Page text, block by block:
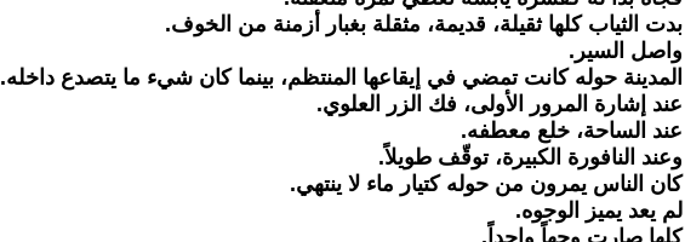
بدت الثياب كلها ثقيلة، قديمة، مثقلة بغبار أزمنة من الخوف.
واصل السير.
المدينة حوله كانت تمضي في إيقاعها المنتظم، بينما كان شيء ما يتصدع داخله.
عند إشارة المرور الأولى، فك الزر العلوي.
عند الساحة، خلع معطفه.
وعند النافورة الكبيرة، توقّف طويلاً.
كان الناس يمرون من حوله كتيار ماء لا ينتهي.
لم يعد يميز الوجوه.
كلها صارت وجهاً واحداً.